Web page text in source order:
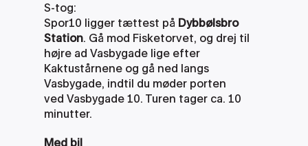
S-tog:
Spor10 ligger tættest på Dybbølsbro
Station. Gå mod Fisketorvet, og drej til
højre ad Vasbygade lige efter
Kaktustårnene og gå ned langs
Vasbygade, indtil du møder porten
ved Vasbygade 10. Turen tager ca. 10
minutter.
Med bil